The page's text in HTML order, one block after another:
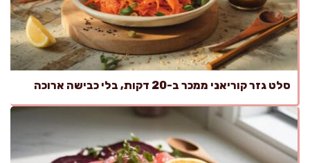
סלט גזר קוריאני ממכר ב-20 דקות, בלי כבישה ארוכה